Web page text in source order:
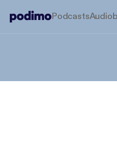
Podcasts